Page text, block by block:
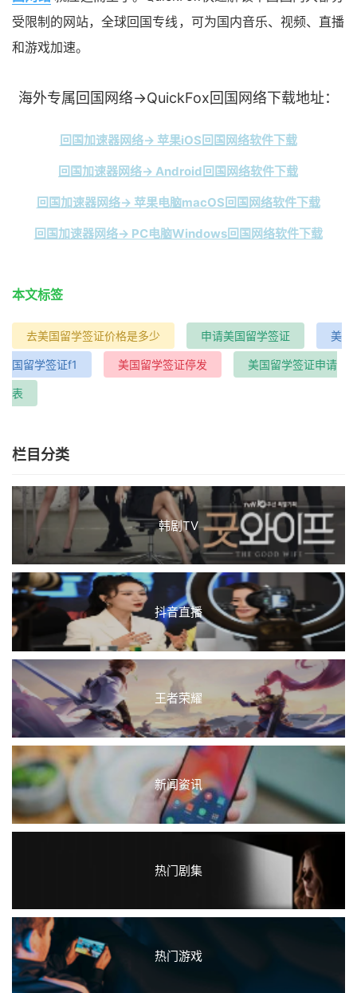
受限制的网站，全球回国专线，可为国内音乐、视频、直播
和游戏加速。
海外专属回国网络→QuickFox回国网络下载地址：
回国加速器网络→ 苹果iOS回国网络软件下载
回国加速器网络→ Android回国网络软件下载
回国加速器网络→ 苹果电脑macOS回国网络软件下载
回国加速器网络→ PC电脑Windows回国网络软件下载
本文标签
去美国留学签证价格是多少 申请美国留学签证 美
国留学签证f1 美国留学签证停发 美国留学签证申请
表
栏目分类
韩剧TV
抖音直播
王者荣耀
新闻资讯
热门剧集
热门游戏